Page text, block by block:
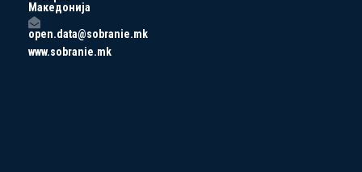
Македонија
open.data@sobranie.mk
www.sobranie.mk